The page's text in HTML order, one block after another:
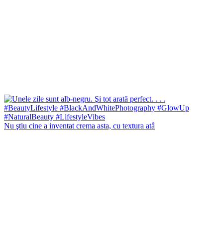
Nu ştiu cine a inventat crema asta, cu textura atâ